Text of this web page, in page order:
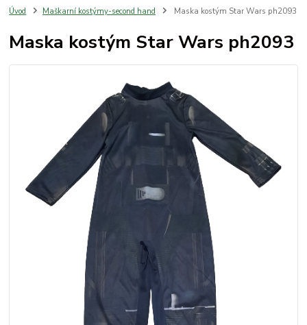
Úvod Maškarní kostýmy-second hand Maska kostým Star Wars ph2093
Maska kostým Star Wars ph2093